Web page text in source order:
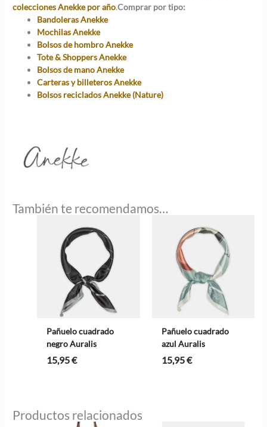
colecciones Anekke por año.Comprar por tipo:
Bandoleras Anekke
Mochilas Anekke
Bolsos de hombro Anekke
Tote & Shoppers Anekke
Bolsos de mano Anekke
Carteras y billeteros Anekke
Bolsos reciclados Anekke (Nature)
También te recomendamos…
Pañuelo cuadrado
negro Auralis
15,95€
Pañuelo cuadrado
azul Auralis
15,95€
Productos relacionados